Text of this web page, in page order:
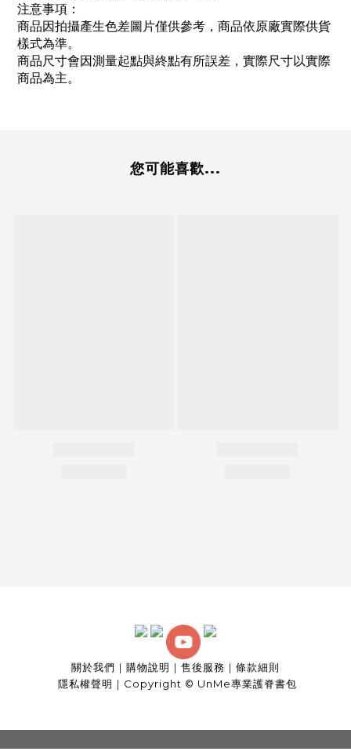
注意事項：
商品因拍攝產生色差圖片僅供參考，商品依原廠實際供貨
樣式為準。
商品尺寸會因測量起點與終點有所誤差，實際尺寸以實際
商品為主。
您可能喜歡...
關於我們 ｜ 購物說明 ｜ 售後服務 ｜ 條款細則
隱私權聲明 ｜ Copyright © UnMe專業護脊書包